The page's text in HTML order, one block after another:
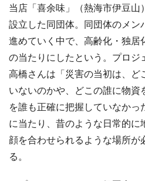
当店「喜余味」（熱海市伊豆山
設立した同団体。同団体のメン
進めていく中で、高齢化・独居
の当たりにしたという。プロジ
高橋さんは「災害の当初は、ど
いないのかや、どこの誰に物
を誰も正確に把握していなかっ
に当たり、昔のような日常的に
顔を合わせられるような場所が
る。